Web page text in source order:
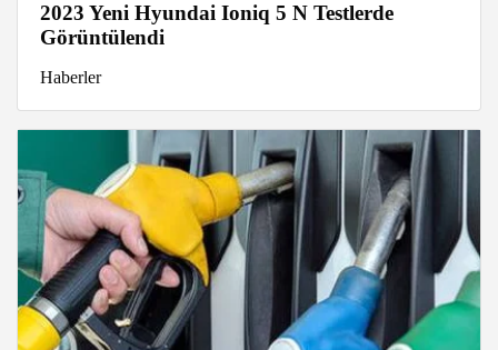
2023 Yeni Hyundai Ioniq 5 N Testlerde
Görüntülendi
Haberler